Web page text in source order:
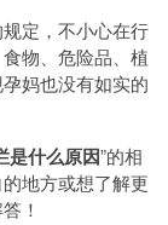
定，不小心在行
物、危险品、植
妈也没有如实的
是什么原因”的相
地方或想了解更
！